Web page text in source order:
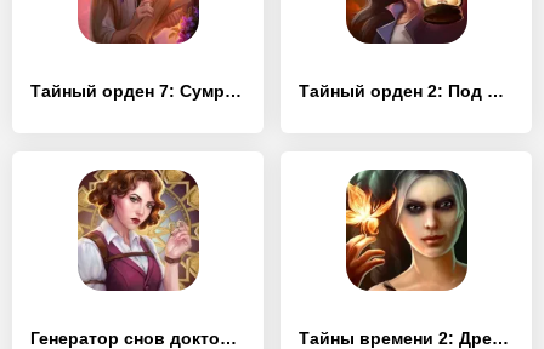
Тайный орден 7: Сумрачное зияние (Full) Тайный орден 2: Под маской (Full)
Генератор снов доктора Магнуса 2 (Full) Тайны времени 2: Древние духи (Full)